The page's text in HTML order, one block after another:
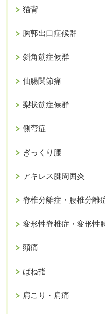
猫背
胸郭出口症候群
斜角筋症候群
仙腸関節痛
梨状筋症候群
側弯症
ぎっくり腰
アキレス腱周囲炎
脊椎分離症・腰椎分離
変形性脊椎症・変形性
頭痛
ばね指
肩こり・肩痛